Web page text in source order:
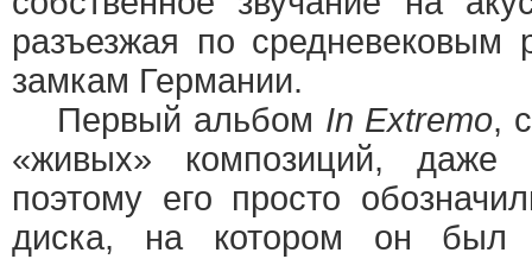
разъезжая по
замкам Германии.
Первый альбом In Extremo,
«живых» композиций, даже
поэтому его просто
диска, на котором он был